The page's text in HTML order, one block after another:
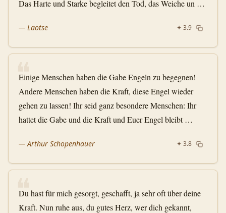
Das Harte und Starke begleitet den Tod, das Weiche un …
— Laotse ✦ 3.9
❝
Einige Menschen haben die Gabe Engeln zu begegnen!
Andere Menschen haben die Kraft, diese Engel wieder
gehen zu lassen! Ihr seid ganz besondere Menschen: Ihr
hattet die Gabe und die Kraft und Euer Engel bleibt …
—Arthur Schopenhauer ✦ 3.8
❝
Du hast für mich gesorgt, geschafft, ja sehr oft über deine
Kraft. Nun ruhe aus, du gutes Herz, wer dich gekannt,